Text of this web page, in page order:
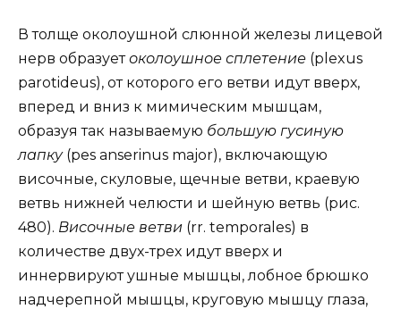
В толще околоушной слюнной железы лицевой
нерв образуетоколоушное сплетение (plexus
parotideus), от которого его ветви идут вверх,
вперед и вниз к мимическим мышцам,
образуя так называемую большую гусиную
лапку (pes anserinus major), включающую
височные, скуловые, щечные ветви, краевую
ветвь нижней челюсти и шейную ветвь (рис.
480). Височные ветви (rr. temporales) в
количестве двух-трех идут вверх и
иннервируют ушные мышцы, лобное брюшко
надчерепной мышцы, круговую мышцу глаза,